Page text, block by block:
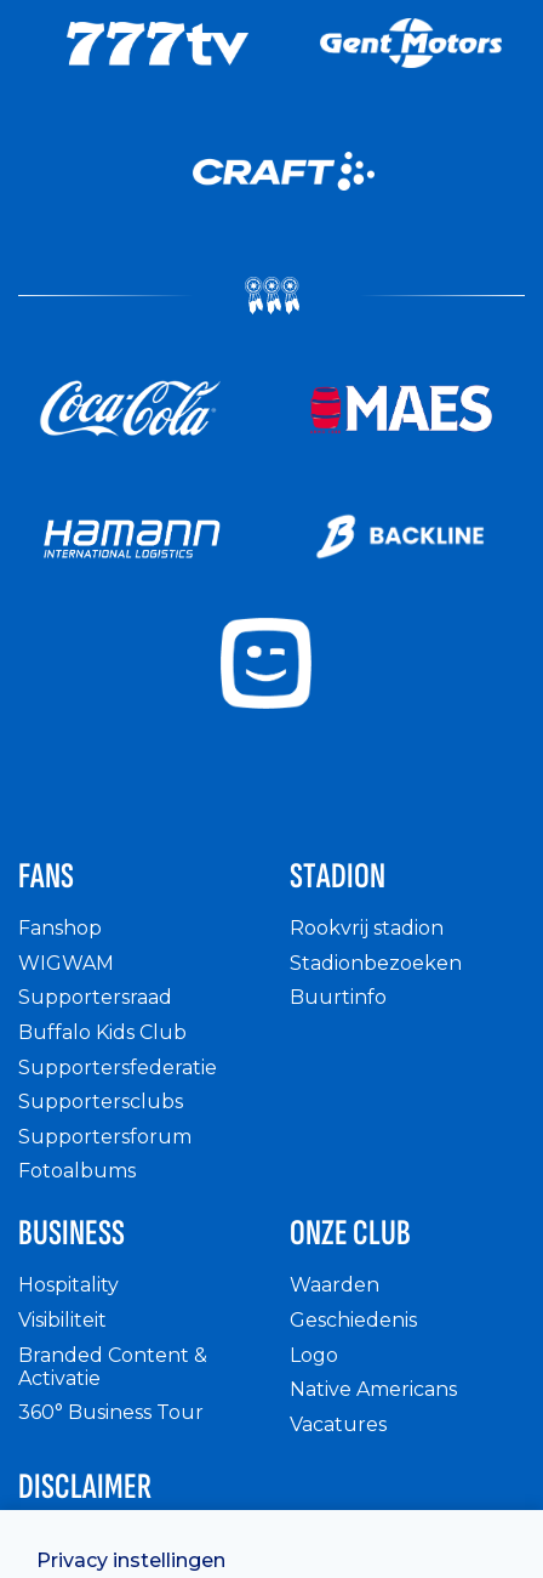
Privacy instellingen
FANS
Fanshop
WIGWAM
Supportersraad
Buffalo Kids Club
Supportersfederatie
Supportersclubs
Supportersforum
Fotoalbums
STADION
Rookvrij stadion
Stadionbezoeken
Buurtinfo
BUSINESS
Hospitality
Visibiliteit
Branded Content &
Activatie
360° Business Tour
ONZE CLUB
Waarden
Geschiedenis
Logo
Native Americans
Vacatures
DISCLAIMER
Privacy Policy